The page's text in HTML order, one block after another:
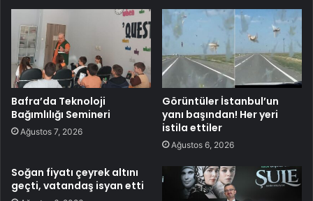
Bafra’da Teknoloji
Bağımlılığı Semineri
Ağustos 7, 2026
Görüntüler İstanbul’un
yanı başından! Her yeri
istila ettiler
Ağustos 6, 2026
Soğan fiyatı çeyrek altını
geçti, vatandaş isyan etti